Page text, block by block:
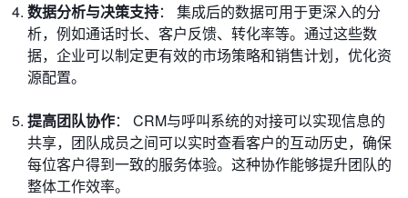
数据分析与决策支持： 集成后的数据可用于更深入的分
析，例如通话时长、客户反馈、转化率等。通过这些数
据，企业可以制定更有效的市场策略和销售计划，优化资
源配置。
提高团队协作： CRM与呼叫系统的对接可以实现信息的
共享，团队成员之间可以实时查看客户的互动历史，确保
每位客户得到一致的服务体验。这种协作能够提升团队的
整体工作效率。